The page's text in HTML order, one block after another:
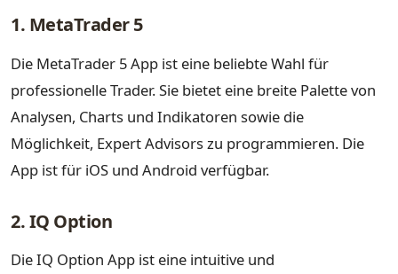
1. MetaTrader 5
Die MetaTrader 5 App ist eine beliebte Wahl für
professionelle Trader. Sie bietet eine breite Palette von
Analysen, Charts und Indikatoren sowie die
Möglichkeit, Expert Advisors zu programmieren. Die
App ist für iOS und Android verfügbar.
2. IQ Option
Die IQ Option App ist eine intuitive und